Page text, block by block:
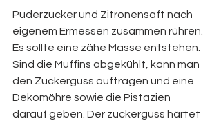
Puderzucker und Zitronensaft nach
eigenem Ermessen zusammen rühren.
Es sollte eine zähe Masse entstehen.
Sind die Muffins abgekühlt, kann man
den Zuckerguss auftragen und eine
Dekomöhre sowie die Pistazien
darauf geben. Der zuckerguss härtet